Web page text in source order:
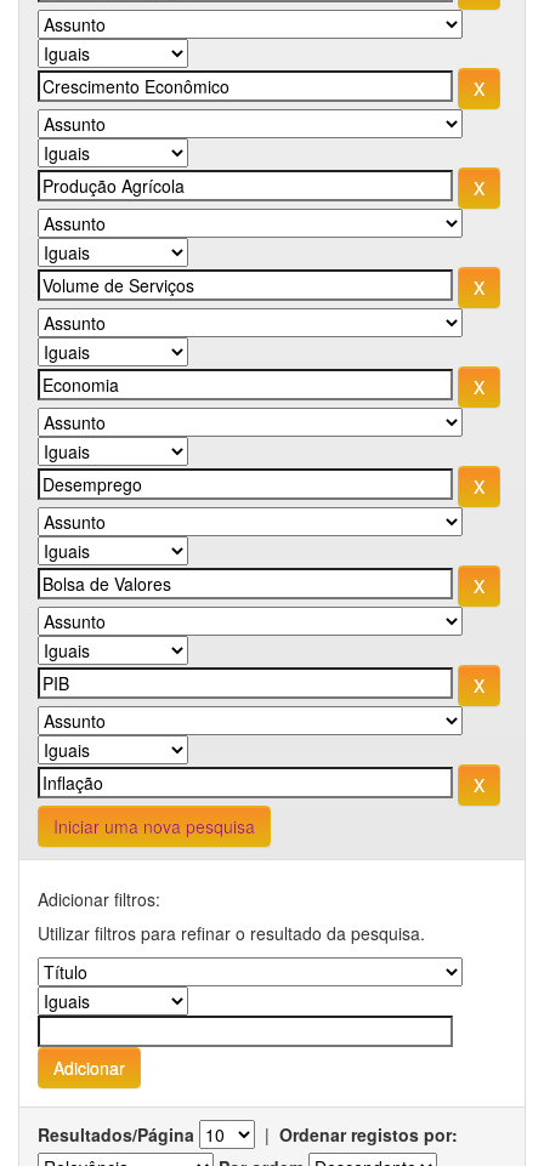
Iniciar uma nova pesquisa
Adicionar filtros:
Utilizar filtros para refinar o resultado da pesquisa.
Resultados/Página | Ordenar registos por: